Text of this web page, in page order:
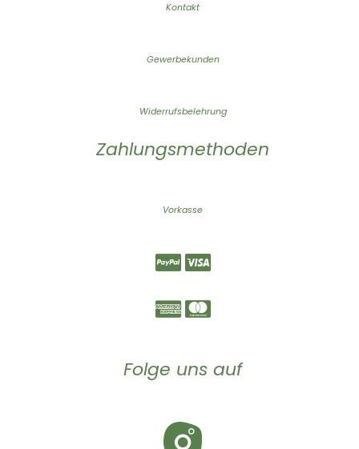
Kontakt
Gewerbekunden
Widerrufsbelehrung
Zahlungsmethoden
Vorkasse
Folge uns auf